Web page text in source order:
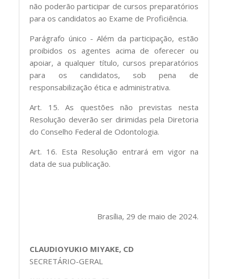
não poderão participar de cursos preparatórios
para os candidatos ao Exame de Proficiência.
Parágrafo único - Além da participação, estão
proibidos os agentes acima de oferecer ou
apoiar, a qualquer título, cursos preparatórios
para os candidatos, sob pena de
responsabilização ética e administrativa.
Art. 15. As questões não previstas nesta
Resolução deverão ser dirimidas pela Diretoria
do Conselho Federal de Odontologia.
Art. 16. Esta Resolução entrará em vigor na
data de sua publicação.
Brasília, 29 de maio de 2024.
CLAUDIOYUKIO MIYAKE, CD
SECRETÁRIO-GERAL